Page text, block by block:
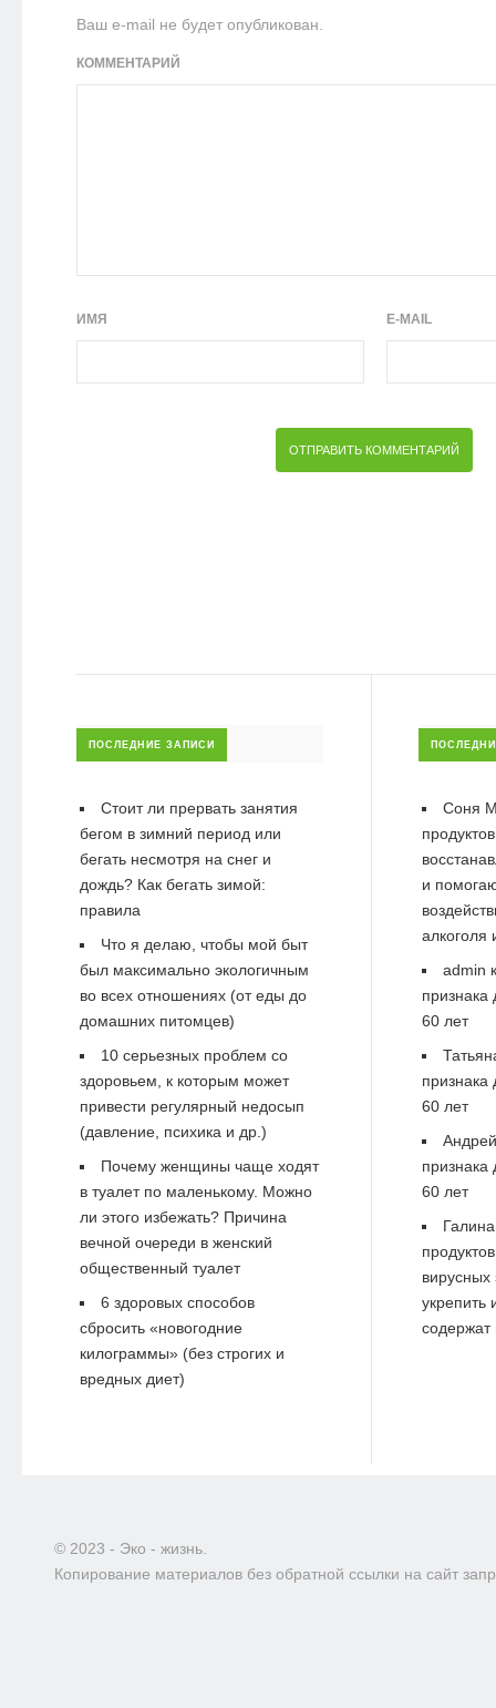
Ваш e-mail не будет опубликован.
КОММЕНТАРИЙ
ИМЯ E-MAIL
ПОСЛЕДНИЕ ЗАПИСИ
Стоит ли прервать занятия
бегом в зимний период или
бегать несмотря на снег и
дождь? Как бегать зимой:
правила
Что я делаю, чтобы мой быт
был максимально экологичным
во всех отношениях (от еды до
домашних питомцев)
10 серьезных проблем со
здоровьем, к которым может
привести регулярный недосып
(давление, психика и др.)
Почему женщины чаще ходят
в туалет по маленькому. Можно
ли этого избежать? Причина
вечной очереди в женский
общественный туалет
6 здоровых способов
сбросить «новогодние
килограммы» (без строгих и
вредных диет)
Соня
и
алкоголя
admin
60 лет
60 лет
Андрей
60 лет
Галина
вирусных
укрепить
содержат
© 2023 - Эко - жизнь.
Копирование материалов без обратной ссылки на сайт